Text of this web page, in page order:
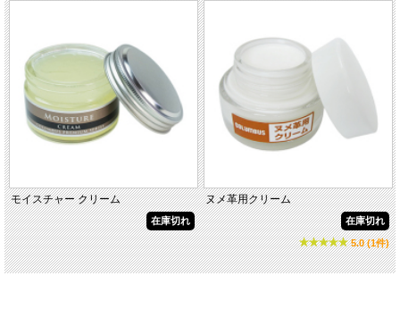
モイスチャー クリーム
在庫切れ
ヌメ革用クリーム
在庫切れ
5.0 (1件)